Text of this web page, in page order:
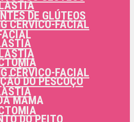
CÉRVICO-FACIAL
DO PESCOÇO
MAMA
DO PEITO
DE GLÚTEOS
CÉRVICO-FACIAL